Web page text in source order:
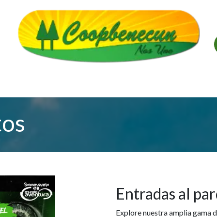
Entradas al
Explore nuestra amplia gama